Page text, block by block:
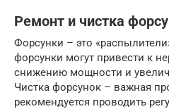
Ремонт и чистка
Форсунки – это
форсунки могут привести к
снижению мощности и
Чистка форсунок – важная
рекомендуется проводить